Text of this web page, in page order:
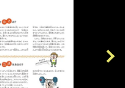
Next